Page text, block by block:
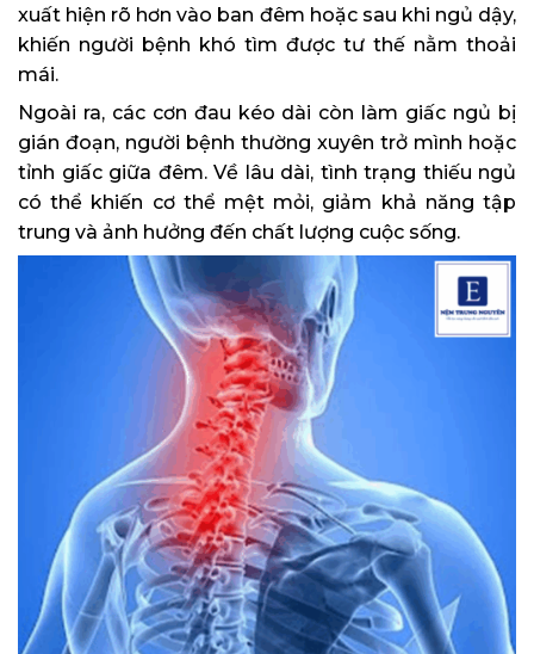
xuất hiện rõ hơn vào ban đêm hoặc sau khi ngủ dậy,
khiến người bệnh khó tìm được tư thế nằm thoải
mái.
Ngoài ra, các cơn đau kéo dài còn làm giấc ngủ bị
gián đoạn, người bệnh thường xuyên trở mình hoặc
tỉnh giấc giữa đêm. Về lâu dài, tình trạng thiếu ngủ
có thể khiến cơ thể mệt mỏi, giảm khả năng tập
trung và ảnh hưởng đến chất lượng cuộc sống.